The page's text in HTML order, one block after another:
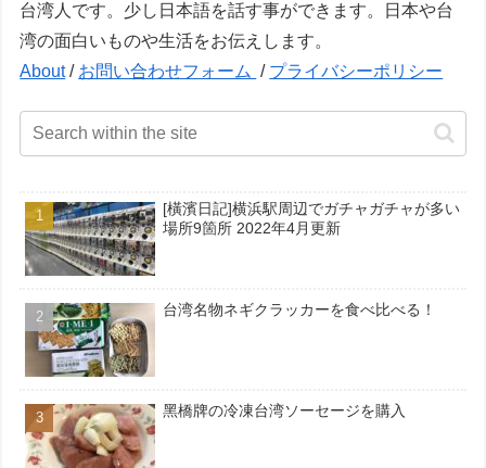
台湾人です。少し日本語を話す事ができます。日本や台
湾の面白いものや生活をお伝えします。
About/ お問い合わせフォーム / プライバシーポリシー
[橫濱日記]横浜駅周辺でガチャガチャが多い
場所9箇所 2022年4月更新
台湾名物ネギクラッカーを食べ比べる！
黑橋牌の冷凍台湾ソーセージを購入